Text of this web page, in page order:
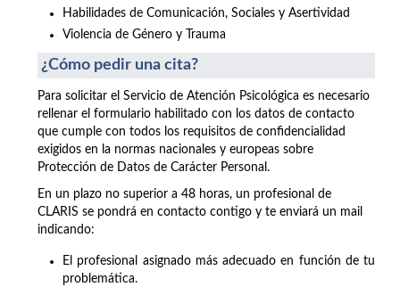
Habilidades de Comunicación, Sociales y Asertividad
Violencia de Género y Trauma
¿Cómo pedir una cita?
Para solicitar el Servicio de Atención Psicológica es necesario
rellenar el formulario habilitado con los datos de contacto
que cumple con todos los requisitos de confidencialidad
exigidos en la normas nacionales y europeas sobre
Protección de Datos de Carácter Personal.
En un plazo no superior a 48 horas, un profesional de
CLARIS se pondrá en contacto contigo y te enviará un mail
indicando:
El profesional asignado más adecuado en función de tu
problemática.